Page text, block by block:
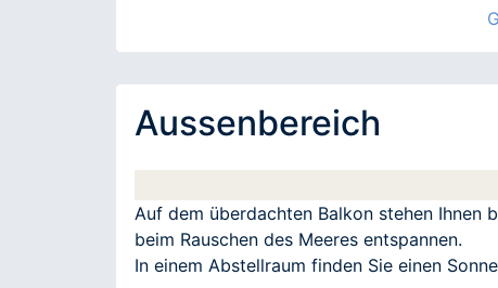
Aussenbereich
Auf dem überdachten Balkon stehen Ihnen
beim Rauschen des Meeres entspannen.
In einem Abstellraum finden Sie einen